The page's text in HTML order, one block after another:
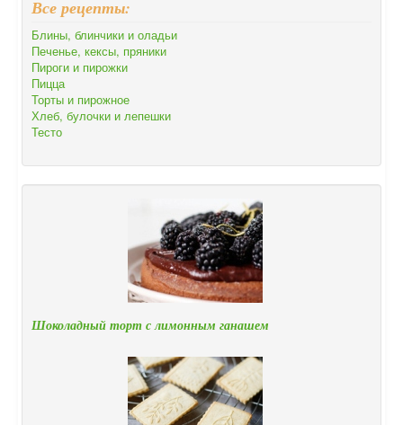
Все рецепты:
Блины, блинчики и оладьи
Печенье, кексы, пряники
Пироги и пирожки
Пицца
Торты и пирожное
Хлеб, булочки и лепешки
Тесто
Шоколадный торт с лимонным ганашем